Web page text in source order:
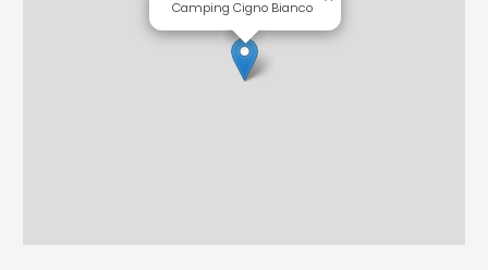
Camping Cigno Bianco